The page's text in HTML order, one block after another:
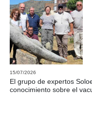
15/07/2026
El grupo de expertos
conocimiento sobre el